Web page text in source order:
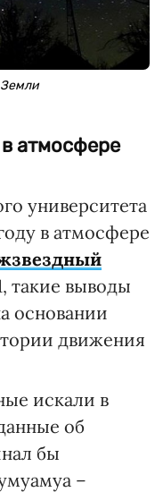
Земли
атмосфере
университета
в атмосфере
такие выводы
основании
движения
искали в
об
бы
–